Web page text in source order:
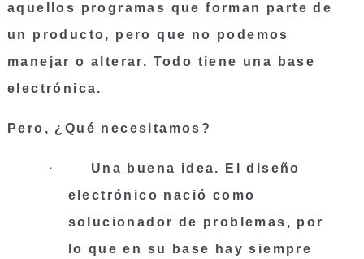
aquellos programas que forman parte de
un producto, pero que no podemos
manejar o alterar. Todo tiene una base
electrónica.
Pero, ¿Qué necesitamos?
· Una buena idea. El diseño
electrónico nació como
solucionador de problemas, por
lo que en su base hay siempre